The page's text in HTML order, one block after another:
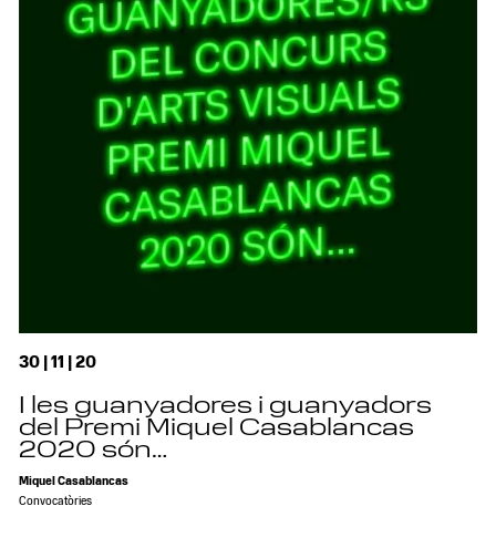
30 | 11 | 20
I les guanyadores i guanyadors
del Premi Miquel Casablancas
2020 són…
Miquel Casablancas
Convocatòries